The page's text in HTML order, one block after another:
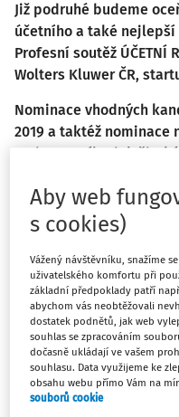
Již podruhé budeme
účetního a také
Profesní soutěž ÚČETNÍ
Wolters Kluwer ČR,
Nominace vhodných
2019 a taktéž nominace
mohou posílat jak
přísluší pak
Jaká kritéria by měli
fyzických i právnických
možné zasílat
stránkách soutěže
Odbornou záštitu
účetních a Svaz účetních
V letošním ročníku je
Aby web
s cookies)
Vážený návštěvníku, snažíme
uživatelského komfortu při
základní předpoklady patří
abychom vás neobtěžovali
dostatek podnětů, jak web
souhlas se zpracováním
dočasně ukládají ve vašem
souhlasu. Data využijeme ke
obsahu webu přímo Vám na
souborů cookie